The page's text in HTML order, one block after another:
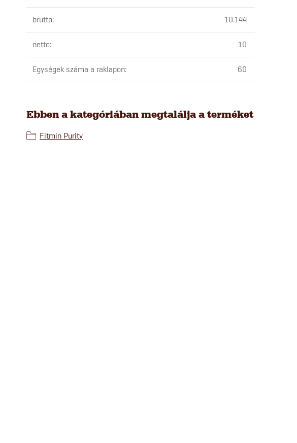
brutto: 10.144
netto: 10
Egységek száma a raklapon: 60
Ebben a kategóriában megtalálja a terméket
Fitmin Purity